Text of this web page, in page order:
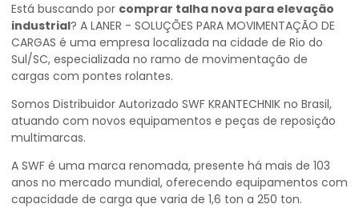
Está buscando por comprar talha nova para elevação
industrial? A LANER - SOLUÇÕES PARA MOVIMENTAÇÃO DE
CARGAS é uma empresa localizada na cidade de Rio do
Sul/SC, especializada no ramo de movimentação de
cargas com pontes rolantes.
Somos Distribuidor Autorizado SWF KRANTECHNIK no Brasil,
atuando com novos equipamentos e peças de reposição
multimarcas.
A SWF é uma marca renomada, presente há mais de 103
anos no mercado mundial, oferecendo equipamentos com
capacidade de carga que varia de 1,6 ton a 250 ton.